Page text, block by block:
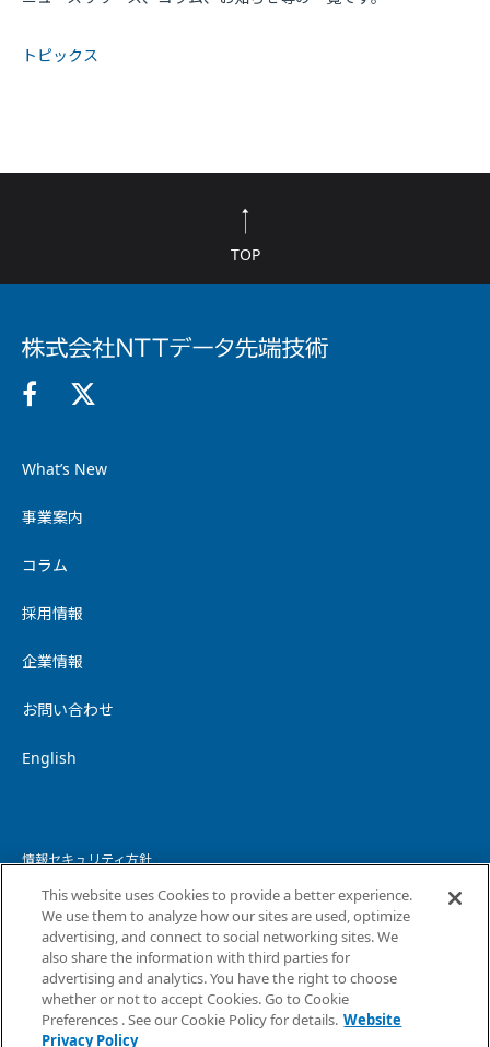
トピックス
TOP
What’s New
事業案内
コラム
採用情報
企業情報
お問い合わせ
English
情報セキュリティ方針
個人情報保護方針
個人情報の取り扱いについて
ウェブサイトプライバシーポリシー
コピーライト・免責事項
This website uses Cookies to provide a better experience.
We use them to analyze how our sites are used, optimize
advertising, and connect to social networking sites. We
also share the information with third parties for
advertising and analytics. You have the right to choose
whether or not to accept Cookies. Go to Cookie
Preferences . See our Cookie Policy for details. Website
Privacy Policy